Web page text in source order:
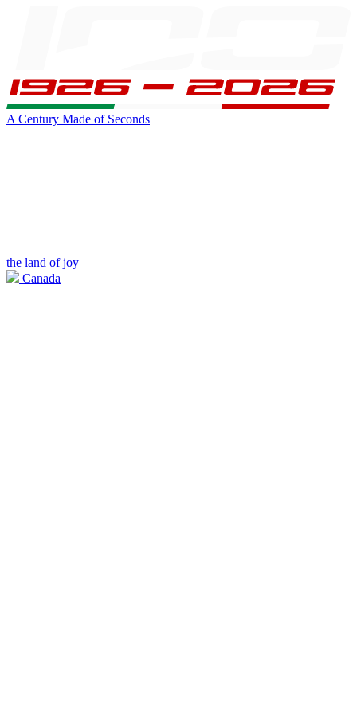
A Century Made of Seconds
the land of joy
Canada